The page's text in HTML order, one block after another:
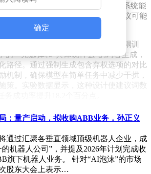
的能力。特别设计的"弃权机制"让系统能
助——当检测到任务难度较低或建议可能
动保持沉默。
团队突破性地将决策与内容生成解耦训
的二元选择和"具体说什么"的内容生成，
路径。通过强制生成包含弃权选项的对比
机制，确保模型在简单任务中减少干扰，
策。实验数据显示，这种设计使建议词数
任务的WebArena测试中，Mem-π展现出
管理系统（CMS）任务时，其成功率从
升至42.8%；在Reddit论坛操作场景中，提
点。更关键的是，系统在简单任务中主动
在高难度任务中保持90%以上的参与度，
模式。
确定
：量产启动，拟收购ABB业务，孙正义
通过汇聚各垂直领域顶级机器人企业，成
机器人公司”，并提及2026年计划完成收
旗下机器人业务。 针对“AI泡沫”的市场
股东大会上表示…